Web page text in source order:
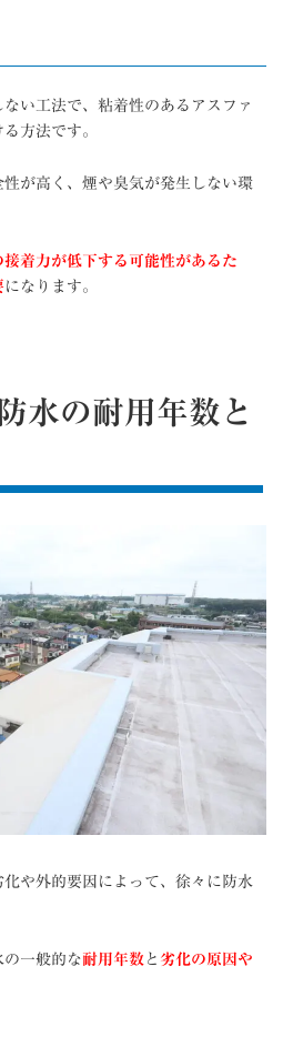
い工法で、粘着性のあるアスファ
方法です。
が高く、煙や臭気が発生しない環
接着力が低下する可能性があるた
になります。
水の耐用年数と
や外的要因によって、徐々に防水
の一般的な耐用年数 と 劣化の原因や